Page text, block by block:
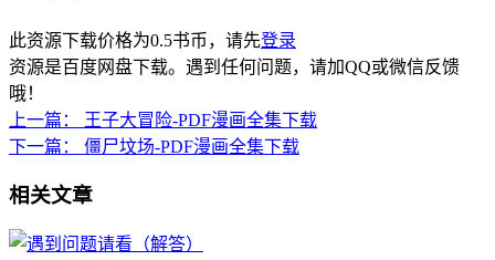
此资源下载价格为0.5书币，请先登录
资源是百度网盘下载。遇到任何问题，请加QQ或微信反馈
哦！
上一篇：
王子大冒险-PDF漫画全集下载
下一篇：
僵尸坟场-PDF漫画全集下载
相关文章